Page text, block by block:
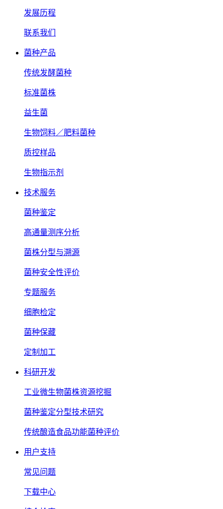
发展历程
联系我们
菌种产品
传统发酵菌种
标准菌株
益生菌
生物饲料／肥料菌种
质控样品
生物指示剂
技术服务
菌种鉴定
高通量测序分析
菌株分型与溯源
菌种安全性评价
专题服务
细胞检定
菌种保藏
定制加工
科研开发
工业微生物菌株资源挖掘
菌种鉴定分型技术研究
传统酿造食品功能菌种评价
用户支持
常见问题
下载中心